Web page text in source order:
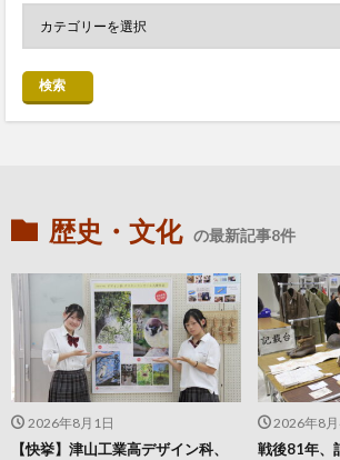
検索
歴史・文化 の最新記事8件
2026年8月
戦後81年、
2026年8月1日
【快挙】津山工業高デザイン科、